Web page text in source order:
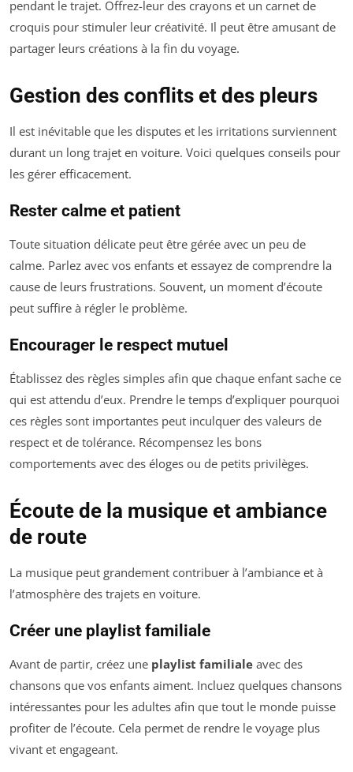
pendant le trajet. Offrez-leur des crayons et un carnet de
croquis pour stimuler leur créativité. Il peut être amusant de
partager leurs créations à la fin du voyage.
Gestion des conflits et des pleurs
Il est inévitable que les disputes et les irritations surviennent
durant un long trajet en voiture. Voici quelques conseils pour
les gérer efficacement.
Rester calme et patient
Toute situation délicate peut être gérée avec un peu de
calme. Parlez avec vos enfants et essayez de comprendre la
cause de leurs frustrations. Souvent, un moment d’écoute
peut suffire à régler le problème.
Encourager le respect mutuel
Établissez des règles simples afin que chaque enfant sache ce
qui est attendu d’eux. Prendre le temps d’expliquer pourquoi
ces règles sont importantes peut inculquer des valeurs de
respect et de tolérance. Récompensez les bons
comportements avec des éloges ou de petits privilèges.
Écoute de la musique et ambiance
de route
La musique peut grandement contribuer à l’ambiance et à
l’atmosphère des trajets en voiture.
Créer une playlist familiale
Avant de partir, créez une playlist familiale avec des
chansons que vos enfants aiment. Incluez quelques chansons
intéressantes pour les adultes afin que tout le monde puisse
profiter de l’écoute. Cela permet de rendre le voyage plus
vivant et engageant.